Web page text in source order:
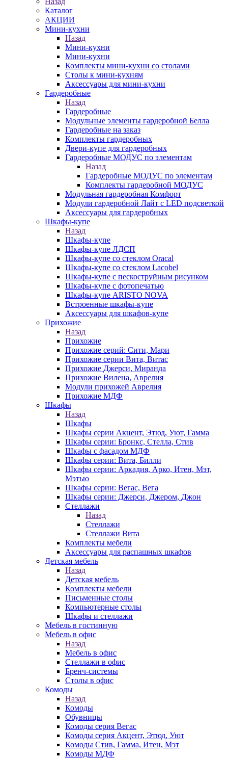
Каталог
АКЦИИ
Мини-кухни
Назад
Мини-кухни
Мини-кухни
Комплекты мини-кухни со столами
Столы к мини-кухням
Аксессуары для мини-кухни
Гардеробные
Назад
Гардеробные
Модульные элементы гардеробной Белла
Гардеробные на заказ
Комплекты гардеробных
Двери-купе для гардеробных
Гардеробные МОДУС по элементам
Назад
Гардеробные МОДУС по элементам
Комплекты гардеробной МОДУС
Модульная гардеробная Комфорт
Модули гардеробной Лайт с LED подсветкой
Аксессуары для гардеробных
Шкафы-купе
Назад
Шкафы-купе
Шкафы-купе ЛДСП
Шкафы-купе со стеклом Oracal
Шкафы-купе со стеклом Lacobel
Шкафы-купе с пескоструйным рисунком
Шкафы-купе с фотопечатью
Шкафы-купе ARISTO NOVA
Встроенные шкафы-купе
Аксессуары для шкафов-купе
Прихожие
Назад
Прихожие
Прихожие серий: Сити, Мари
Прихожие серии Вита, Витас
Прихожие Джерси, Миранда
Прихожие Вилена, Аврелия
Модули прихожей Аврелия
Прихожие МДФ
Шкафы
Назад
Шкафы
Шкафы серии Акцент, Этюд, Уют, Гамма
Шкафы серии: Бронкс, Стелла, Стив
Шкафы с фасадом МДФ
Шкафы серии: Вита, Билли
Шкафы серии: Аркадия, Арко, Итен, Мэт,
Мэтью
Шкафы серии: Вегас, Вега
Шкафы серии: Джерси, Джером, Джон
Стеллажи
Назад
Стеллажи
Стеллажи Вита
Комплекты мебели
Аксессуары для распашных шкафов
Детская мебель
Назад
Детская мебель
Комплекты мебели
Письменные столы
Компьютерные столы
Шкафы и стеллажи
Мебель в гостинную
Мебель в офис
Назад
Мебель в офис
Стеллажи в офис
Бренч-системы
Столы в офис
Комоды
Назад
Комоды
Обувницы
Комоды серия Вегас
Комоды серия Акцент, Этюд, Уют
Комоды Стив, Гамма, Итен, Мэт
Комоды МДФ